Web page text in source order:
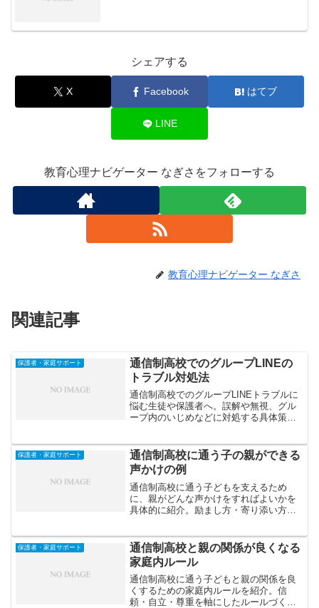
シェアする
X Facebook はてブ
LINE
教育心理ナビゲーター なぎさをフォローする
教育心理ナビゲーター なぎさ
関連記事
保護者・家庭サポート
通信制高校でのグループLINEの
トラブル対処法
通信制高校でのグループLINEトラブルに
悩む生徒や保護者へ。誤解や無視、グル
ープ内のいじめなどに対処する具体策
説。
保護者・家庭サポート
通信制高校に通う子の親ができる
声かけの例
通信制高校に通う子どもを支えるため
に、親がどんな声かけをすればよいかを
具体的に紹介。励まし方・寄り添い方・
す。
保護者・家庭サポート
通信制高校と親の関係が良くなる
家庭内ルール
通信制高校に通う子どもと親の関係を良
くするための家庭内ルールを紹介。信
頼・自立・尊重を軸にしたルールづくり